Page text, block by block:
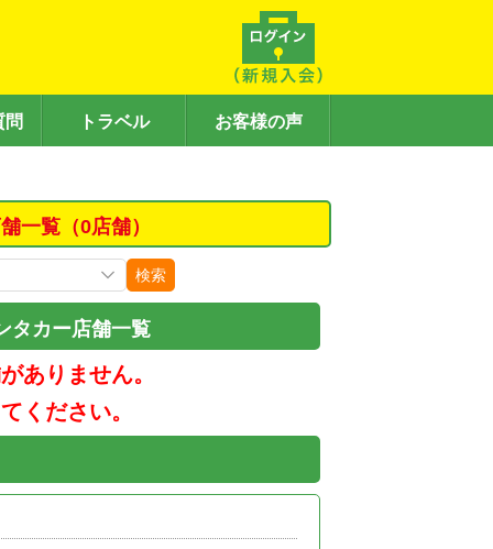
問 トラベル お客様の声
一覧（0店舗）
検索
タカー店舗一覧
ありません。
ください。